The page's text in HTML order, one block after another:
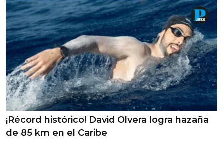
¡Récord histórico! David Olvera logra hazaña
de 85 km en el Caribe